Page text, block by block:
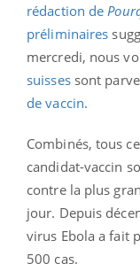
rédaction de
préliminaires
mercredi, nous
suissessont
de vaccin.
Combinés, tous
candidat-vaccin
contre la plus
jour. Depuis
virus Ebola a fait
500 cas.